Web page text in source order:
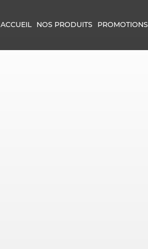
ACCUEIL NOS PRODUITS PROMOTIONS